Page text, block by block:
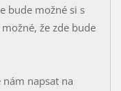
bude možné si s
že zde bude
napsat na